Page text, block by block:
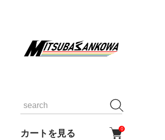
カートを見る 0